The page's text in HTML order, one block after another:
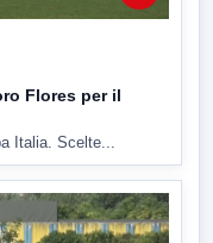
Flores per il
Italia. Scelte...